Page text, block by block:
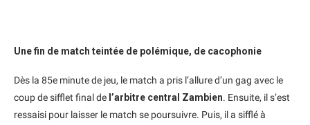
Une fin de match teintée de polémique, de cacophonie
Dès la 85e minute de jeu, le match a pris l’allure d’un gag avec le
coup de sifflet final de l’arbitre central Zambien. Ensuite, il s’est
ressaisi pour laisser le match se poursuivre. Puis, il a sifflé à